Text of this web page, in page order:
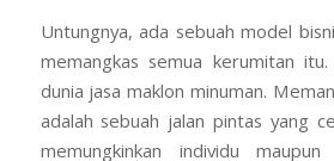
Untungnya, ada sebuah model
memangkas semua kerumitan
dunia jasa maklon minuman.
adalah sebuah jalan pintas yang
memungkinkan individu